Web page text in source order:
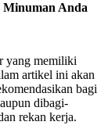
Anda
yang memiliki
artikel ini akan
bagi
dibagi-
rekan kerja.